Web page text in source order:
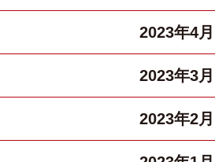
2023年4月
2023年3月
2023年2月